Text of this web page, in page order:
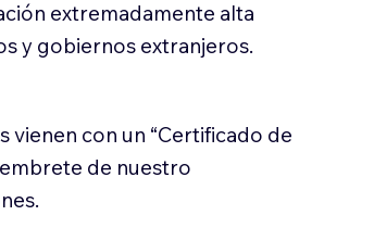
extremadamente alta
y gobiernos extranjeros.
vienen con un “Certificado de
de nuestro